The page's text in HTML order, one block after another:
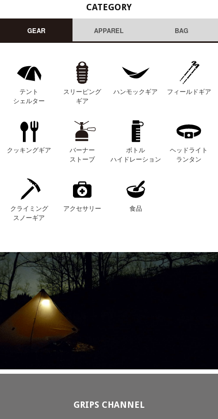
CATEGORY
GEAR APPAREL BAG
テント
シェルター
スリーピング
ギア
ハンモックギア フィールドギア
クッキングギア
バーナー
ストーブ
ボトル
ハイドレーション
ヘッドライト
ランタン
クライミング
スノーギア
アクセサリー 食品
GRIPS CHANNEL